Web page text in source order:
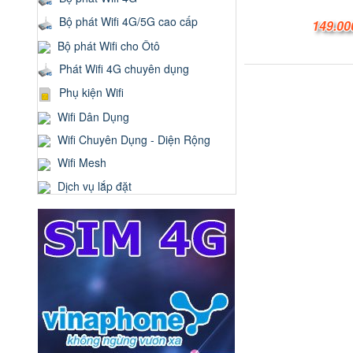
Bộ phát Wifi 4G/5G cao cấp
Bộ phát Wifi cho Ôtô
Phát Wifi 4G chuyên dụng
Phụ kiện Wifi
Wifi Dân Dụng
Wifi Chuyên Dụng - Diện Rộng
Wifi Mesh
Dịch vụ lắp đặt